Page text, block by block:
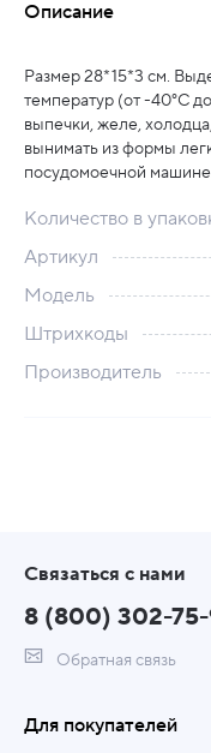
Описание
Размер 28*15*3 см.
температур (от -40°С
выпечки, желе,
вынимать из формы
посудомоечной
Количество в
Артикул
Модель
Штрихкоды
Производитель
Связаться с нами
8 (800) 302-
Обратная связь
Для покупателей